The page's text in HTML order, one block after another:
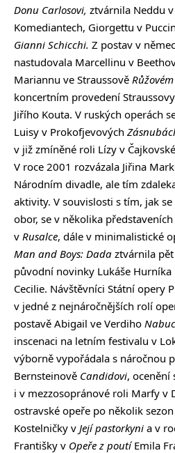
Donu Carlosovi, ztvárnila Neddu
Komediantech, Giorgettu v
Gianni Schicchi. Z postav v
nastudovala Marcellinu v
Mariannu ve Straussově
koncertním provedení Straussovy
Jiřího Kouta. V ruských operách
Luisy v Prokofjevových
v již zmíněné roli Lízy v
V roce 2001 rozvázala Jiřina
Národním divadle, ale tím
aktivity. V souvislosti s tím, jak
obor, se v několika
v Rusalce, dále v minimalistické
Man and Boys: Dada ztvárnila
původní novinky Lukáše Hurníka
Cecilie. Návštěvníci Státní opery
v jedné z nejnáročnějších rolí
postavě Abigail ve Verdiho
inscenaci na letním festivalu v
výborně vypořádala s náročnou
Bernsteinově Candidovi, ocenění
i v mezzosopránové roli Marfy v
ostravské opeře po několik
Kostelničky v Její pastorkyni a v
Františky v Opeře z poutíEmila